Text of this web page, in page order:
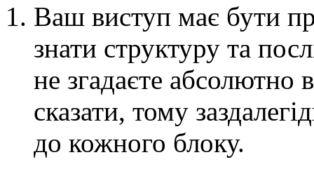
Ваш виступ має бути
знати структуру та
не згадаєте абсолютно
сказати, тому
до кожного блоку.